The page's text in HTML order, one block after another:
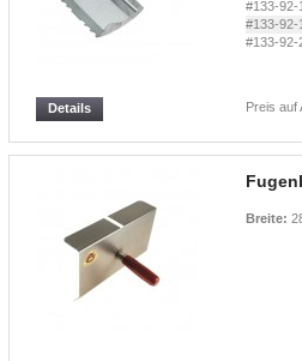
#133-92-
#133-92-
#133-92-
Preis auf
Details
Breite: